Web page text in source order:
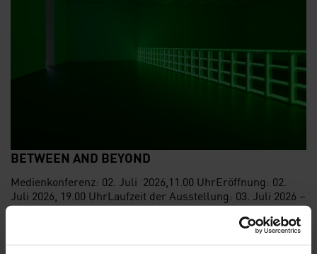
BETWEEN AND BEYOND
Medienkonferenz: 02. Juli 2026,11.00 UhrEröffnung: 02.
Juli 2026, 19.00 UhrLaufzeit der Ausstellung: 03. Juli 2026 –
15. August 2027 Der Raum bestimmt unsere Position,
Bewegung und Wahrnehmung. Als Betrachtende erleben
wir Kunst nie losgelöst vom Raum, sondern immer im